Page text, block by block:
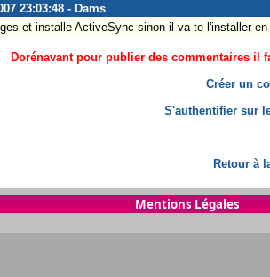
23:03:48 - Dams
et installe ActiveSync sinon il va te l'installer
Dorénavant pour publier des commentaires il
Créer un
S'authentifier sur
Retour à
Mentions Légales